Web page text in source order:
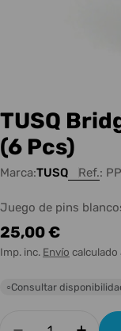
TUSQ
(6 Pcs)
Marca:TUSQ Ref.:
Juego de pins
Precio
habitual
25,00 €
Imp. inc. Envío calculado
○Consultar